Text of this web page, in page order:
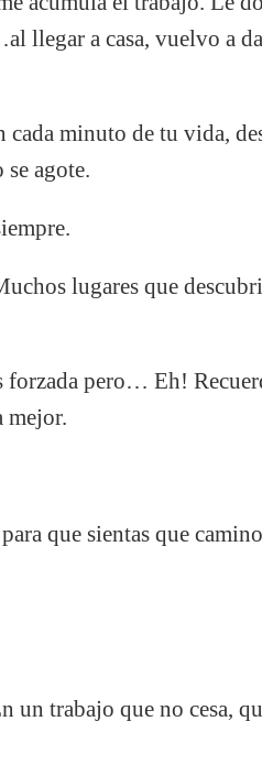
llegar a casa, vuelvo a
minuto de tu vida,
agote.
lugares que
forzada pero… Eh!
mejor.
que sientas que
trabajo que no cesa,